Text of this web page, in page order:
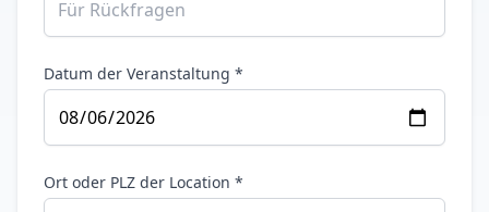
Datum der Veranstaltung *
Ort oder PLZ der Location *